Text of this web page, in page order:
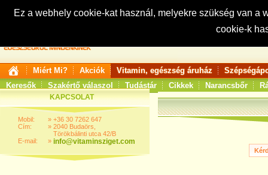
Ez a webhely cookie-kat használ, melyekre szükség van
cookie-k
Keresés:
Miért Mi? Akciók Vitamin, egészség áruház
Keresők
Szakértő válaszol Tudástár Cikkek Narancsbőr
KAPCSOLAT
Mobil:
Cím:
E-mail:
»
»
»
+36 30 7262 647
2040 Budaörs,
Törökbálinti utca 42/B
info@vitaminsziget.com